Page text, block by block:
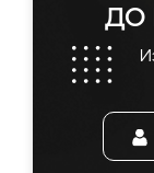
ДО